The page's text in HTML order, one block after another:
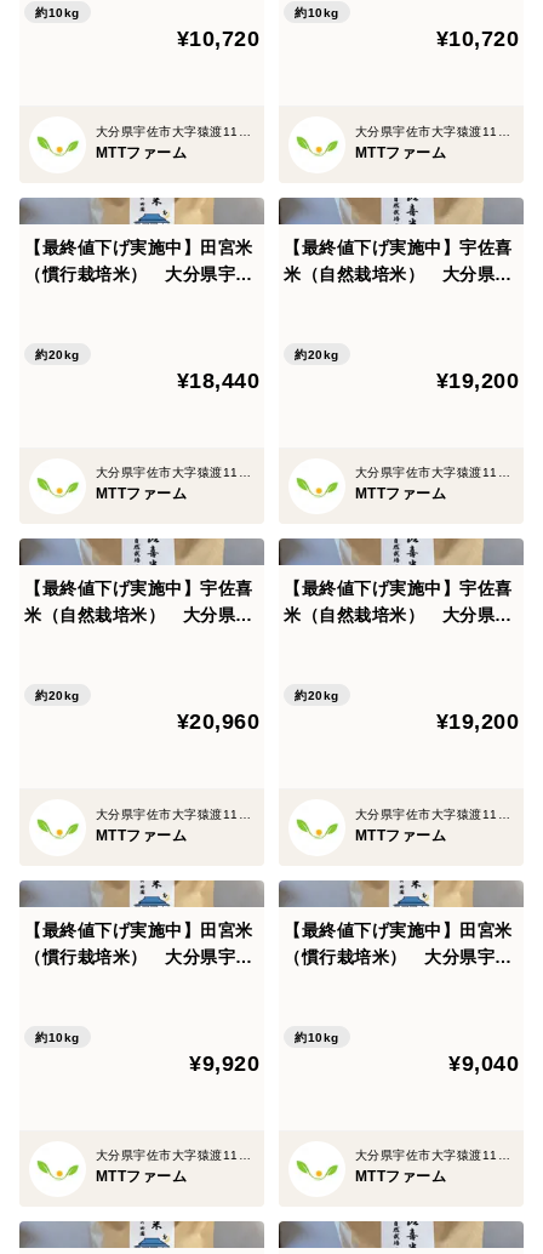
約10kg
¥10,720
MTTファーム
約10kg
¥10,720
MTTファーム
【最終値下げ実施中】田宮米
（慣行栽培米） 大分県宇佐
約20kg
¥18,440
大分県宇佐市大字猿渡1120-30
MTTファーム
【最終値下げ実施中】宇佐喜
米（自然栽培米） 大分県宇
約20kg
¥19,200
大分県宇佐市大字猿渡1120-30
MTTファーム
【最終値下げ実施中】宇佐喜
米（自然栽培米） 大分県宇
約20kg
¥20,960
MTTファーム
【最終値下げ実施中】宇佐喜
米（自然栽培米） 大分県宇
約20kg
¥19,200
MTTファーム
【最終値下げ実施中】田宮米
（慣行栽培米） 大分県宇佐
約10kg
¥9,920
大分県宇佐市大字猿渡1120-30
MTTファーム
【最終値下げ実施中】田宮米
（慣行栽培米） 大分県宇佐
約10kg
¥9,040
大分県宇佐市大字猿渡1120-30
MTTファーム